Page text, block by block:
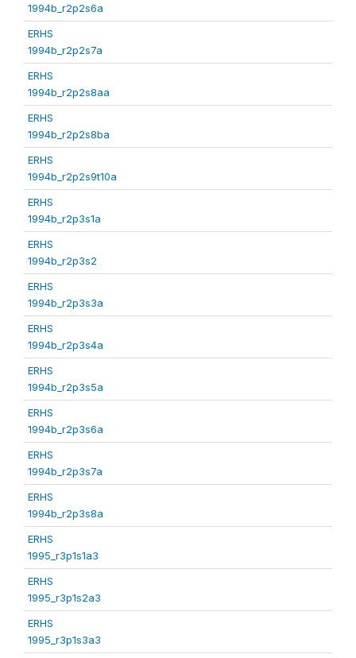
1994b_r2p2s6a
ERHS
1994b_r2p2s7a
ERHS
1994b_r2p2s8aa
ERHS
1994b_r2p2s8ba
ERHS
1994b_r2p2s9t10a
ERHS
1994b_r2p3s1a
ERHS
1994b_r2p3s2
ERHS
1994b_r2p3s3a
ERHS
1994b_r2p3s4a
ERHS
1994b_r2p3s5a
ERHS
1994b_r2p3s6a
ERHS
1994b_r2p3s7a
ERHS
1994b_r2p3s8a
ERHS
1995_r3p1s1a3
ERHS
1995_r3p1s2a3
ERHS
1995_r3p1s3a3